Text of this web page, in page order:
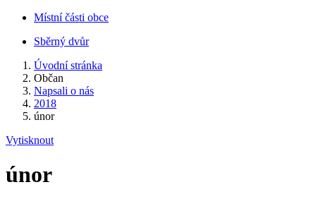
Místní části obce
Sběrný dvůr
Úvodní stránka
Občan
Napsali o nás
2018
únor
Vytisknout
únor